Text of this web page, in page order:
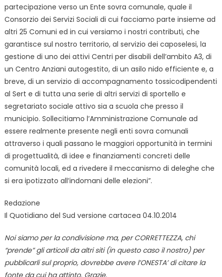
partecipazione verso un Ente sovra comunale, quale il
Consorzio dei Servizi Sociali di cui facciamo parte insieme ad
altri 25 Comuni ed in cui versiamo i nostri contributi, che
garantisce sul nostro territorio, al servizio dei caposelesi, la
gestione di uno dei attivi Centri per disabili dell’ambito A3, di
un Centro Anziani autogestito, di un asilo nido efficiente e, a
breve, di un servizio di accompagnamento tossicodipendenti
al Sert e di tutta una serie di altri servizi di sportello e
segretariato sociale attivo sia a scuola che presso il
municipio. Sollecitiamo l’Amministrazione Comunale ad
essere realmente presente negli enti sovra comunali
attraverso i quali passano le maggiori opportunità in termini
di progettualità, di idee e finanziamenti concreti delle
comunità locali, ed a rivedere il meccanismo di deleghe che
si era ipotizzato all’indomani delle elezioni”.
Redazione
Il Quotidiano del Sud versione cartacea 04.10.2014
Noi siamo per la condivisione ma, per CORRETTEZZA, chi
“prende” gli articoli da altri siti (in questo caso il nostro) per
pubblicarli sul proprio, dovrebbe avere l’ONESTA’ di citare la
fonte da cui ha attinto. Grazie.